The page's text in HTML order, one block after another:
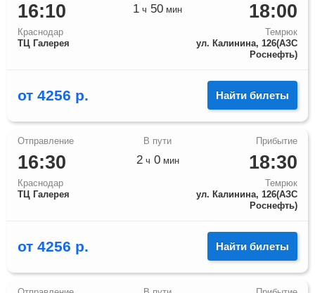
16:10
Краснодар
ТЦ Галерея
18:00
Темрюк
ул. Калинина, 126(АЗС
Роснефть)
1 ч 50 мин
от 4256 р. Найти билеты
16:30
Краснодар
ТЦ Галерея
18:30
Темрюк
ул. Калинина, 126(АЗС
Роснефть)
2ч 0мин
от 4256 р. Найти билеты